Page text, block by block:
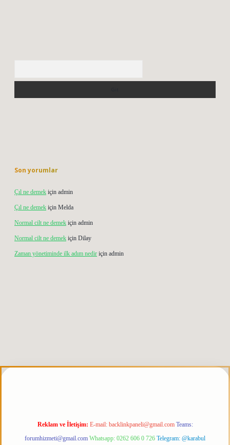
Son yorumlar
Çıl ne demek için admin
Çıl ne demek için Melda
Normal cilt ne demek için admin
Normal cilt ne demek için Dilay
Zaman yönetiminde ilk adım nedir için admin
girişelexbett.nettulipbetgiris.org
Reklam ve İletişim: E-mail: backlinkpaneli@gmail.com Teams:
forumhizmeti@gmail.com Whatsapp: 0262 606 0 726 Telegram: @karabul